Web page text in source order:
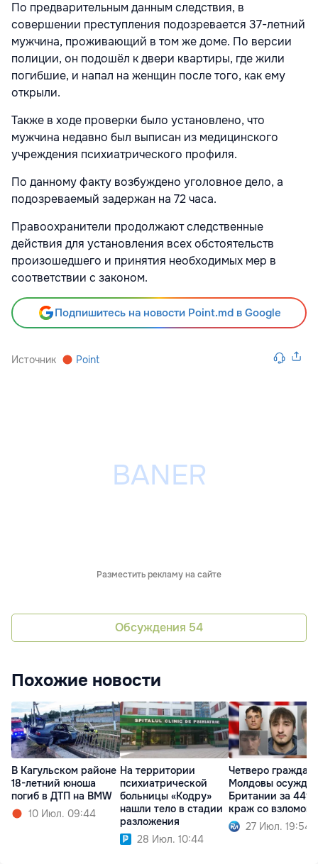
По предварительным данным следствия, в
совершении преступления подозревается 37-летний
мужчина, проживающий в том же доме. По версии
полиции, он подошёл к двери квартиры, где жили
погибшие, и напал на женщин после того, как ему
открыли.
Также в ходе проверки было установлено, что
мужчина недавно был выписан из медицинского
учреждения психиатрического профиля.
По данному факту возбуждено уголовное дело, а
подозреваемый задержан на 72 часа.
Правоохранители продолжают следственные
действия для установления всех обстоятельств
произошедшего и принятия необходимых мер в
соответствии с законом.
Подпишитесь на новости Point.md в Google
Источник Point
Разместить рекламу на сайте
Обсуждения 54
Похожие новости
В Кагульском районе
18-летний юноша
погиб в ДТП на BMW
10 Июл. 09:44
На территории
психиатрической
больницы «Кодру»
нашли тело в стадии
разложения
28 Июл. 10:44
Четверо граждан
Молдовы
Британии за 449
краж со взломом
27 Июл. 19:54